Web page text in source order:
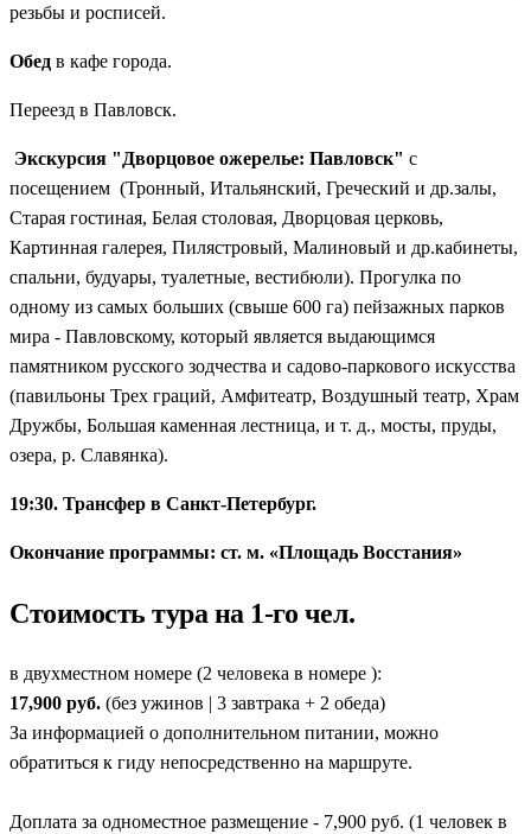
резьбы и росписей.
Обед в кафе города.
Переезд в Павловск.
Экскурсия "Дворцовое ожерелье: Павловск" с
посещением (Тронный, Итальянский, Греческий и др.залы,
Старая гостиная, Белая столовая, Дворцовая церковь,
Картинная галерея, Пилястровый, Малиновый и др.кабинеты,
спальни, будуары, туалетные, вестибюли). Прогулка по
одному из самых больших (свыше 600 га) пейзажных парков
мира - Павловскому, который является выдающимся
памятником русского зодчества и садово-паркового искусства
(павильоны Трех граций, Амфитеатр, Воздушный театр, Храм
Дружбы, Большая каменная лестница, и т. д., мосты, пруды,
озера, р. Славянка).
19:30. Трансфер в Санкт-Петербург.
Окончание программы: ст. м. «Площадь Восстания»
Стоимость тура на 1-го чел.
в двухместном номере (2 человека в номере ):
17,900 руб. (без ужинов | 3 завтрака + 2 обеда)
За информацией о дополнительном питании, можно
обратиться к гиду непосредственно на маршруте.
Доплата за одноместное размещение - 7,900 руб. (1 человек в